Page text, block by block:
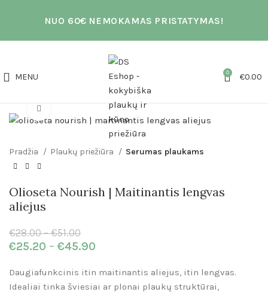
NUO 60€ NEMOKAMAS PRISTATYMAS!
MENU 0 €0.00
Click to enlarge
Pradžia Plaukų priežiūra Serumas plaukams
Olioseta Nourish | Maitinantis lengvas
aliejus
€28.00 – €51.00
€25.20 – €45.90
Daugiafunkcinis itin maitinantis aliejus, itin lengvas.
Idealiai tinka šviesiai ar plonai plaukų struktūrai,